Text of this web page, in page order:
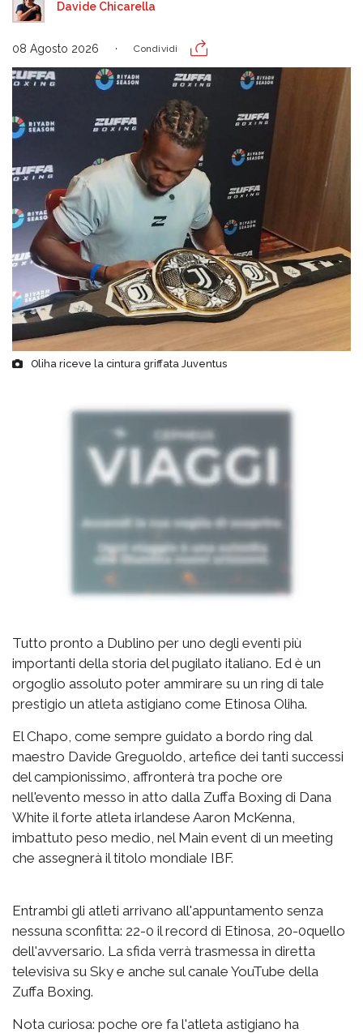
Davide Chicarella
08 Agosto 2026 Condividi
Oliha riceve la cintura griffata Juventus
Tutto pronto a Dublino per uno degli eventi più
importanti della storia del pugilato italiano. Ed è un
orgoglio assoluto poter ammirare su un ring di tale
prestigio un atleta astigiano come Etinosa Oliha.
El Chapo, come sempre guidato a bordo ring dal
maestro Davide Greguoldo, artefice dei tanti successi
del campionissimo, affronterà tra poche ore
nell'evento messo in atto dalla Zuffa Boxing di Dana
White il forte atleta irlandese Aaron McKenna,
imbattuto peso medio, nel Main event di un meeting
che assegnerà il titolo mondiale IBF.
Entrambi gli atleti arrivano all'appuntamento senza
nessuna sconfitta: 22-0 il record di Etinosa, 20-0quello
dell'avversario. La sfida verrà trasmessa in diretta
televisiva su Sky e anche sul canale YouTube della
Zuffa Boxing.
Nota curiosa: poche ore fa l'atleta astigiano ha